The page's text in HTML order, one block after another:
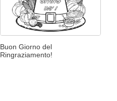
Buon Giorno del
Ringraziamento!